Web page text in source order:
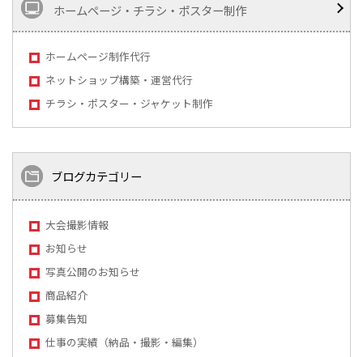
ホームページ・チラシ・ポスター制作
ホームページ制作代行
ネットショップ構築・運営代行
チラシ・ポスター・ジャケット制作
ブログカテゴリー
大会撮影情報
お知らせ
写真公開のお知らせ
商品紹介
募集告知
仕事の実績（納品・撮影・編集）